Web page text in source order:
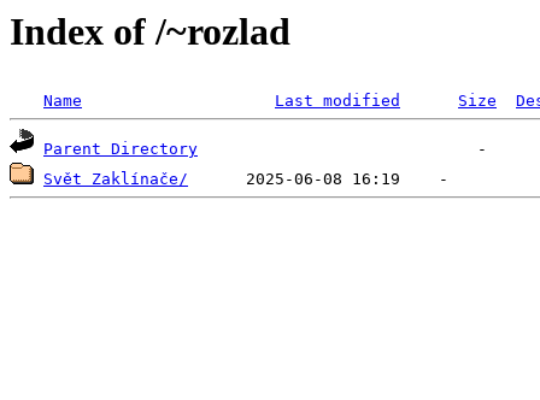
Index of /~rozlad
Name Last modified Size
Parent Directory
Svět Zaklínače/